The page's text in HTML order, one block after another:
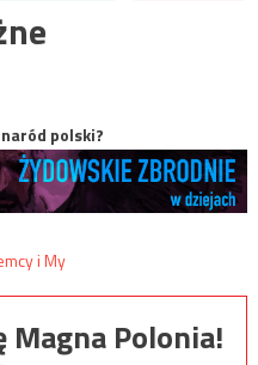
polski?
Magna Polonia!